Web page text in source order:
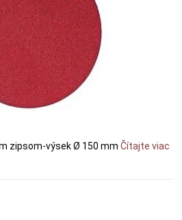
zipsom-výsek Ø 150 mm Čítajte viac